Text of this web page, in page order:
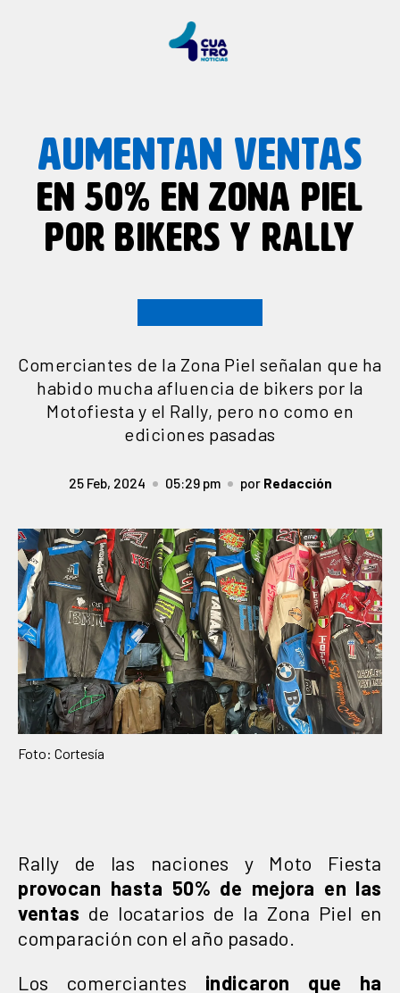
AUMENTAN VENTAS
EN 50% EN ZONA PIEL
POR BIKERS Y RALLY
Comerciantes de la Zona Piel señalan que ha
habido mucha afluencia de bikers por la
Motofiesta y el Rally, pero no como en
ediciones pasadas
25 Feb, 2024 05:29 pm por Redacción
Foto: Cortesía
Rally de las naciones y Moto Fiesta
provocan hasta 50% de mejora en las
ventas de locatarios de la Zona Piel en
comparación con el año pasado.
Los comerciantes indicaron que ha